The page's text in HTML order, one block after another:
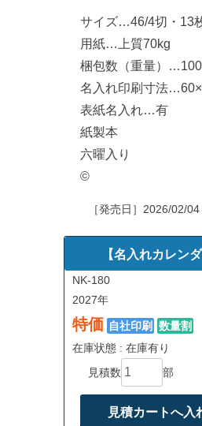
サイズ…46/4切・13
用紙…上質70kg
梱包数（重量）
名入れ印刷寸法
表紙名入れ…有
紙製本
六曜入り
©
［発売日］ 2026/02/04
【名入れカレンダ
NK-180
2027年
特価 自社印刷
数量割
在庫状態 : 在庫有り
見積数
部